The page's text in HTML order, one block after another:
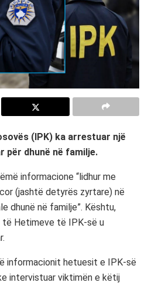
(IPK) ka arrestuar një
për dhunë në familje.
informacione “lidhur me
(jashtë detyrës zyrtare) në
dhunë në familje”. Kështu,
Hetimeve të IPK-së u
informacionit hetuesit e IPK-së
intervistuar viktimën e këtij